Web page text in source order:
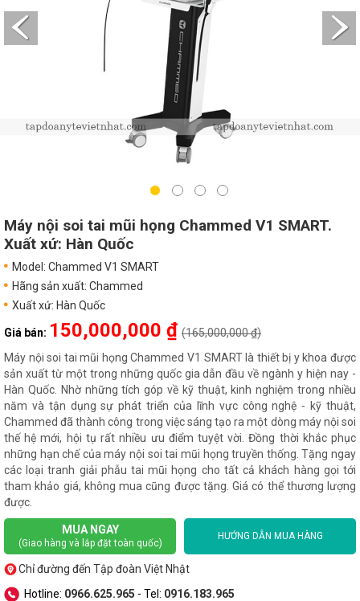
Máy nội soi tai mũi họng Chammed V1 SMART.
Xuất xứ: Hàn Quốc
Model: Chammed V1 SMART
Hãng sản xuất: Chammed
Xuất xứ: Hàn Quốc
Giá bán: 150,000,000 ₫ (165,000,000 ₫)
Máy nội soi tai mũi họng Chammed V1 SMART là thiết bị y khoa được
sản xuất từ một trong những quốc gia dẫn đầu về ngành y hiện nay -
Hàn Quốc. Nhờ những tích góp về kỹ thuật, kinh nghiệm trong nhiều
năm và tận dụng sự phát triển của lĩnh vực công nghệ - kỹ thuật,
Chammed đã thành công trong việc sáng tạo ra một dòng máy nội soi
thế hệ mới, hội tụ rất nhiều ưu điểm tuyệt vời. Đồng thời khắc phục
những hạn chế của máy nội soi tai mũi họng truyền thống. Tặng ngay
các loại tranh giải phẫu tai mũi họng cho tất cả khách hàng gọi tới
tham khảo giá, không mua cũng được tặng. Giá có thể thương lượng
được.
MUA NGAY
(Giao hàng và lắp đặt toàn quốc)
HƯỚNG DẪN MUA HÀNG
Chỉ đường đến Tập đoàn Việt Nhật
Hotline: 0966.625.965 - Tel: 0916.183.965